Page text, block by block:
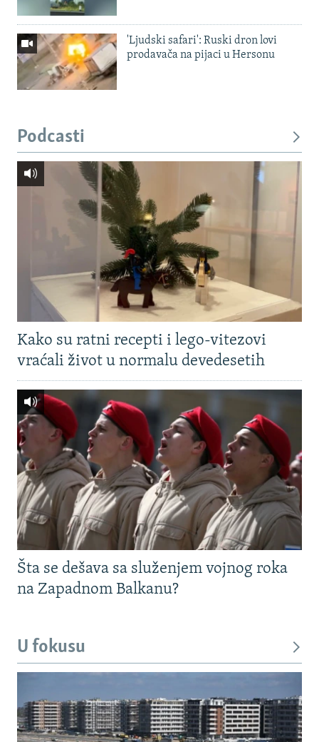
'Ljudski safari': Ruski dron lovi
prodavača na pijaci u Hersonu
Podcasti
Kako su ratni recepti i lego-vitezovi
vraćali život u normalu devedesetih
Šta se dešava sa služenjem vojnog roka
na Zapadnom Balkanu?
U fokusu